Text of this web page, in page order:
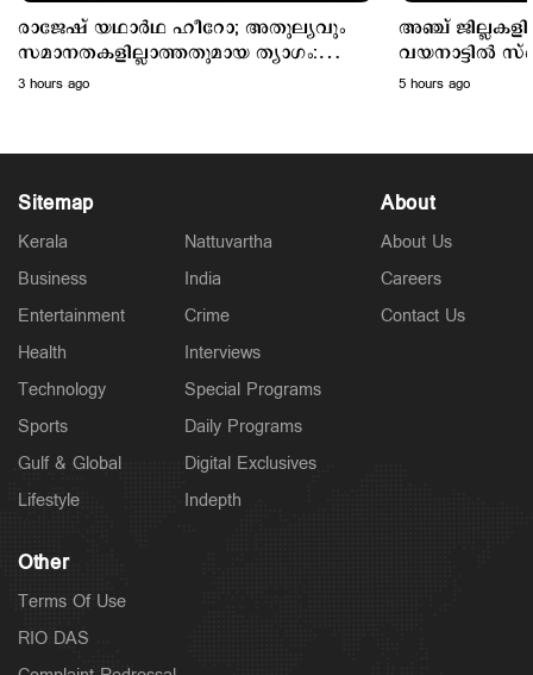
കേസിനായി പണം തരണം; ക്യൂ ആര്‍ കോഡ് അടക്കം
ഇന്‍സ്റ്റഗ്രാം സ്റ്റാറ്റസിട്ട് അര്‍ജുന്‍
രാജേഷ് യഥാർഥ ഹീറോ; അതുല്യവും
സമാനതകളില്ലാത്തതുമായ ത്യാഗം:
ഹൈക്കോടതി
3 hours ago
അഞ്ച്
വയനാട്ടില്‍
അവധി
5 hours ago
Sitemap
Kerala
Business
Entertainment
Health
Technology
Sports
Gulf & Global
Lifestyle
Nattuvartha
India
Crime
Interviews
Special Programs
Daily Programs
Digital Exclusives
Indepth
About
About Us
Careers
Contact Us
Other
Terms Of Use
RIO DAS